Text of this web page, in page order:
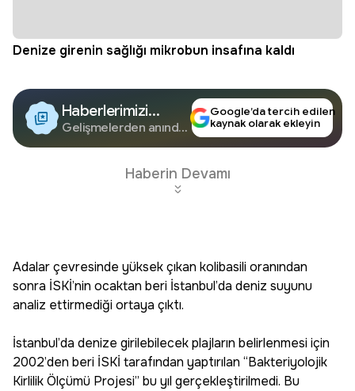
Denize girenin sağlığı mikrobun insafına kaldı
Haberlerimizi
Google'da Takip
Edin
Gelişmelerden anında
Google’da tercih edilen
kaynak olarak ekleyin
Haberin Devamı
Adalar çevresinde yüksek çıkan kolibasili oranından
sonra İSKİ’nin ocaktan beri İstanbul’da deniz suyunu
analiz ettirmediği ortaya çıktı.
İstanbul’da denize girilebilecek plajların belirlenmesi için
2002’den beri İSKİ tarafından yaptırılan “Bakteriyolojik
Kirlilik Ölçümü Projesi” bu yıl gerçekleştirilmedi. Bu